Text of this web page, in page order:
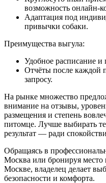
возможность онлайн-
Адаптация под
привычки собаки.
Преимущества выгула:
Удобное расписание и
Отчёты после каждой
запросу.
На рынке множество
внимание на отзывы,
размещения и степень
питомце. Лучше выбирать
результат — ради
Обращаясь в
Москва или бронируя место
Москве, владелец делает
безопасности и комфорта.